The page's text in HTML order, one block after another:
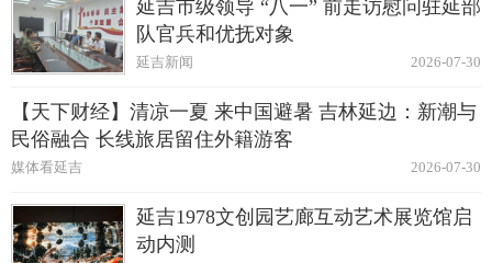
延吉市级领导 “八一” 前走访慰问驻延部
队官兵和优抚对象
2026-07-30
延吉新闻
【天下财经】清凉一夏 来中国避暑 吉林延边：新潮与
民俗融合 长线旅居留住外籍游客
2026-07-30
媒体看延吉
延吉1978文创园艺廊互动艺术展览馆启
动内测